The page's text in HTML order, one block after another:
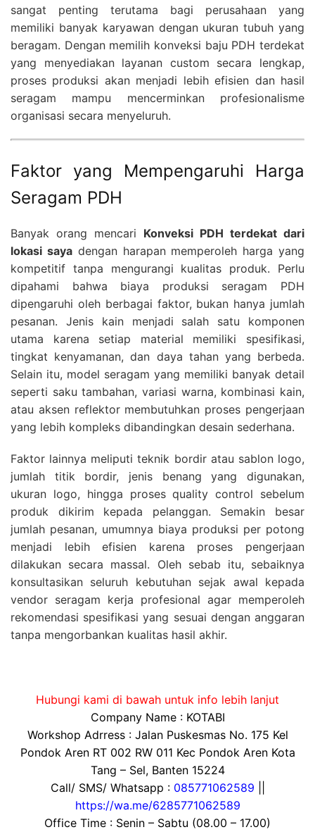
sangat penting terutama bagi perusahaan yang
memiliki banyak karyawan dengan ukuran tubuh yang
beragam. Dengan memilih konveksi baju PDH terdekat
yang menyediakan layanan custom secara lengkap,
proses produksi akan menjadi lebih efisien dan hasil
seragam mampu mencerminkan profesionalisme
organisasi secara menyeluruh.
Faktor yang Mempengaruhi Harga
Seragam PDH
Banyak orang mencari Konveksi PDH terdekat dari
lokasi sayadengan harapan memperoleh harga yang
kompetitif tanpa mengurangi kualitas produk. Perlu
dipahami bahwa biaya produksi seragam PDH
dipengaruhi oleh berbagai faktor, bukan hanya jumlah
pesanan. Jenis kain menjadi salah satu komponen
utama karena setiap material memiliki spesifikasi,
tingkat kenyamanan, dan daya tahan yang berbeda.
Selain itu, model seragam yang memiliki banyak detail
seperti saku tambahan, variasi warna, kombinasi kain,
atau aksen reflektor membutuhkan proses pengerjaan
yang lebih kompleks dibandingkan desain sederhana.
Faktor lainnya meliputi teknik bordir atau sablon logo,
jumlah titik bordir, jenis benang yang digunakan,
ukuran logo, hingga proses quality control sebelum
produk dikirim kepada pelanggan. Semakin besar
jumlah pesanan, umumnya biaya produksi per potong
menjadi lebih efisien karena proses pengerjaan
dilakukan secara massal. Oleh sebab itu, sebaiknya
konsultasikan seluruh kebutuhan sejak awal kepada
vendor seragam kerja profesional agar memperoleh
rekomendasi spesifikasi yang sesuai dengan anggaran
tanpa mengorbankan kualitas hasil akhir.
Hubungi kami di bawah untuk info lebih lanjut
Company Name : KOTABI
Workshop Adrress : Jalan Puskesmas No. 175 Kel
Pondok Aren RT 002 RW 011 Kec Pondok Aren Kota
Tang – Sel, Banten 15224
Call/ SMS/ Whatsapp : 085771062589
https://wa.me/6285771062589
Office Time : Senin – Sabtu (08.00 – 17.00)